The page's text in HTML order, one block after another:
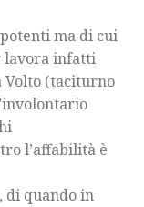
ma di cui
lavora infatti
Volto (taciturno
l’affabilità è
di quando in